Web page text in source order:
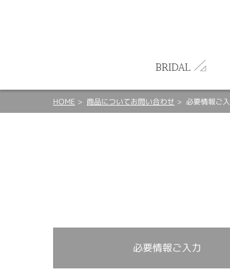
BRIDAL
HOME 商品についてお問い合わせ 必要情報ご
必要情報ご入力